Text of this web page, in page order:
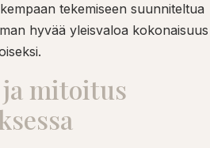
tekemiseen suunniteltua
hyvää yleisvaloa kokonaisuus
ja mitoitus